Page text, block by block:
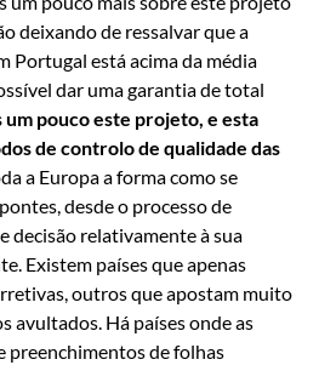
deixando de ressalvar que a
Portugal está acima da média
dar uma garantia de total
um pouco este projeto, e esta
de controlo de qualidade das
a Europa a forma como se
desde o processo de
decisão relativamente à sua
Existem países que apenas
outros que apostam muito
avultados. Há países onde as
preenchimentos de folhas